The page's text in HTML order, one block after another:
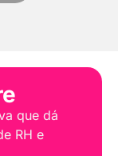
que dá
RH e